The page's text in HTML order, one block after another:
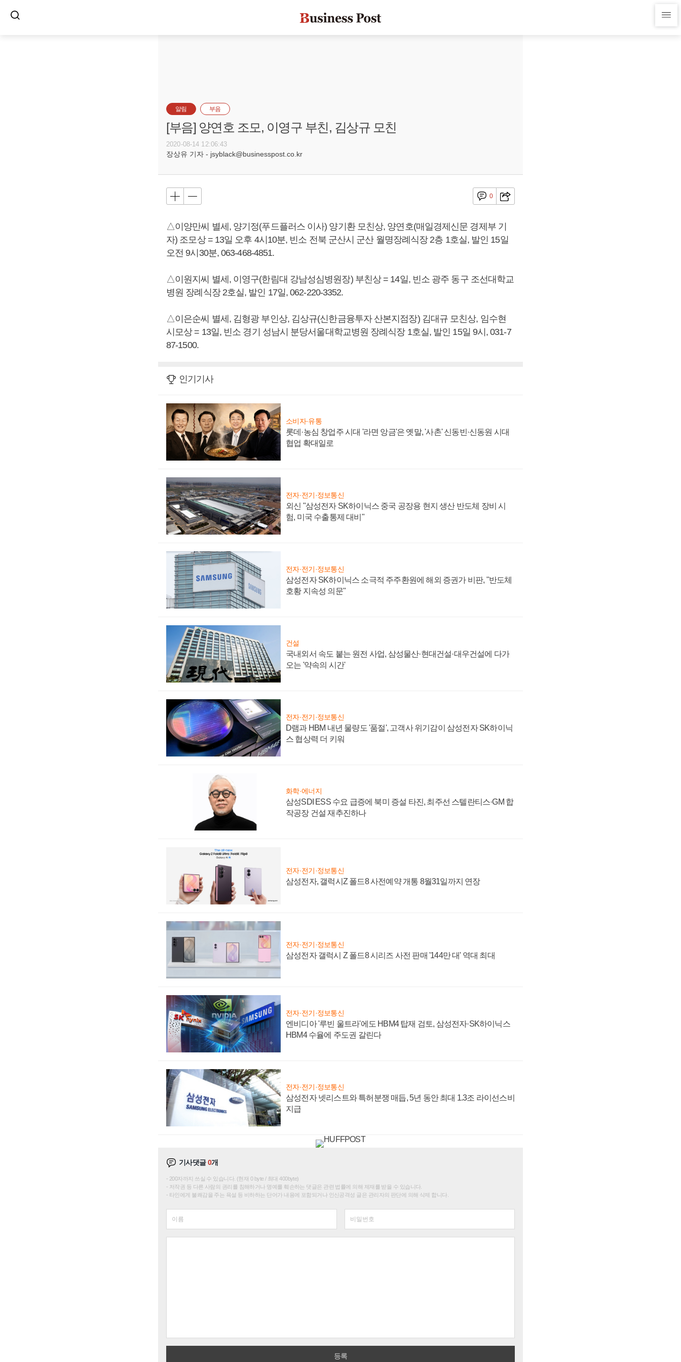
알림 부음
[부음] 양연호 조모, 이영구 부친, 김상규 모친
2020-08-14 12:06:43
장상유 기자 - jsyblack@businesspost.co.kr
0
△이양만씨 별세, 양기정(푸드플러스 이사) 양기환 모친상, 양연호(매일경제신문 경제부 기
자) 조모상 = 13일 오후 4시10분, 빈소 전북 군산시 군산 월명장례식장 2층 1호실, 발인 15일
오전 9시30분, 063-468-4851.
△이원지씨 별세, 이영구(한림대 강남성심병원장) 부친상 = 14일, 빈소 광주 동구 조선대학교
병원 장례식장 2호실, 발인 17일, 062-220-3352.
△이은순씨 별세, 김형광 부인상, 김상규(신한금융투자 산본지점장) 김대규 모친상, 임수현
시모상 = 13일, 빈소 경기 성남시 분당서울대학교병원 장례식장 1호실, 발인 15일 9시, 031-7
87-1500.
인기기사
소비자·유통
롯데·농심 창업주 시대 '라면 앙금'은 옛말, '사촌' 신동빈·신동원 시대
협업 확대일로
전자·전기·정보통신
외신 "삼성전자 SK하이닉스 중국 공장용 현지 생산 반도체 장비 시
험, 미국 수출통제 대비"
전자·전기·정보통신
삼성전자 SK하이닉스 소극적 주주환원에 해외 증권가 비판, "반도체
호황 지속성 의문"
건설
국내외서 속도 붙는 원전 사업, 삼성물산·현대건설·대우건설에 다가
오는 '약속의 시간'
전자·전기·정보통신
D램과 HBM 내년 물량도 '품절', 고객사 위기감이 삼성전자 SK하이닉
스 협상력 더 키워
화학·에너지
삼성SDI ESS 수요 급증에 북미 증설 타진, 최주선 스텔란티스·GM 합
작공장 건설 재추진하나
전자·전기·정보통신
삼성전자, 갤럭시Z 폴드8 사전예약 개통 8월31일까지 연장
전자·전기·정보통신
삼성전자 갤럭시 Z 폴드8 시리즈 사전 판매 '144만 대' 역대 최대
전자·전기·정보통신
엔비디아 '루빈 울트라'에도 HBM4 탑재 검토, 삼성전자·SK하이닉스
HBM4 수율에 주도권 갈린다
전자·전기·정보통신
삼성전자 넷리스트와 특허분쟁 매듭, 5년 동안 최대 1.3조 라이선스비
지급
기사댓글0개
200자까지 쓰실 수 있습니다. (현재 0 byte / 최대 400byte)
저작권 등 다른 사람의 권리를 침해하거나 명예를 훼손하는 댓글은 관련 법률에 의해 제재를 받을 수 있습니다.
타인에게 불쾌감을 주는 욕설 등 비하하는 단어가 내용에 포함되거나 인신공격성 글은 관리자의 판단에 의해 삭제 합니다.